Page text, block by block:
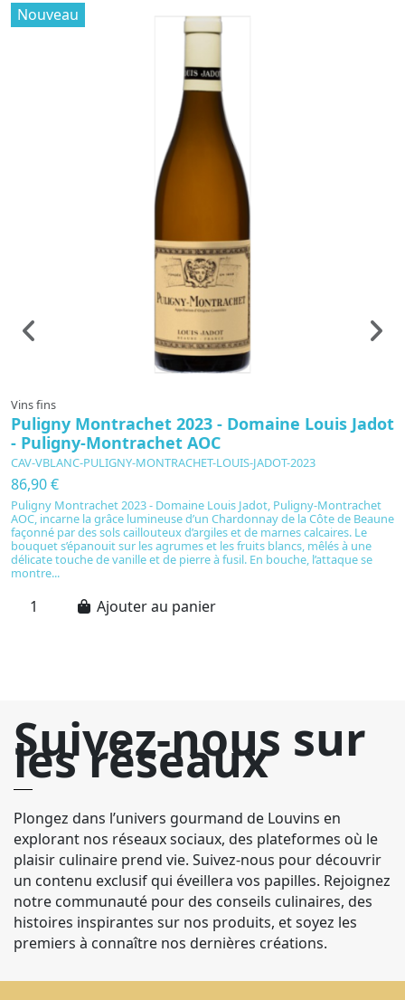
Nouveau
Vins fins
Puligny Montrachet 2023 - Domaine Louis Jadot
- Puligny-Montrachet AOC
CAV-VBLANC-PULIGNY-MONTRACHET-LOUIS-JADOT-2023
86,90 €
Puligny Montrachet 2023 - Domaine Louis Jadot, Puligny-Montrachet
AOC, incarne la grâce lumineuse d’un Chardonnay de la Côte de Beaune
façonné par des sols caillouteux d’argiles et de marnes calcaires. Le
bouquet s’épanouit sur les agrumes et les fruits blancs, mêlés à une
délicate touche de vanille et de pierre à fusil. En bouche, l’attaque se
montre...
Ajouter au panier
Suivez-nous sur
les réseaux
Plongez dans l’univers gourmand de Louvins en
explorant nos réseaux sociaux, des plateformes où le
plaisir culinaire prend vie. Suivez-nous pour découvrir
un contenu exclusif qui éveillera vos papilles. Rejoignez
notre communauté pour des conseils culinaires, des
histoires inspirantes sur nos produits, et soyez les
premiers à connaître nos dernières créations.